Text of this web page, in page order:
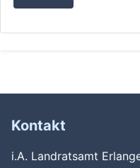
Kontakt
i.A. Landratsamt